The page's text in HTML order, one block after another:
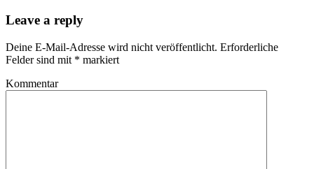
Leave a reply
Deine E-Mail-Adresse wird nicht veröffentlicht. Erforderliche
Felder sind mit * markiert
Kommentar